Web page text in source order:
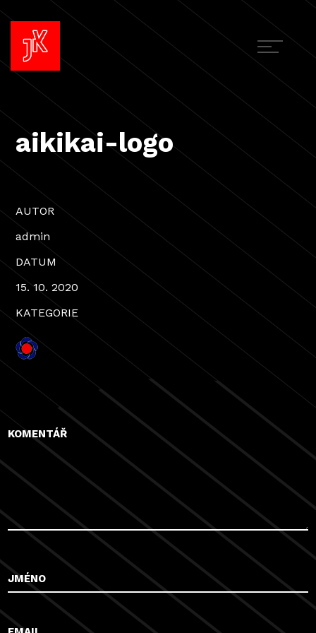
aikikai-logo
AUTOR
admin
DATUM
15. 10. 2020
KATEGORIE